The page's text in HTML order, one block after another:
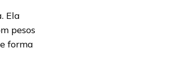
Ela
pesos
forma